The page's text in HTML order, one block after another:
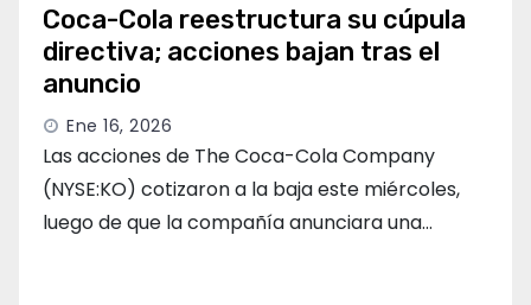
Coca-Cola reestructura su cúpula
directiva; acciones bajan tras el
anuncio
Ene 16, 2026
Las acciones de The Coca-Cola Company
(NYSE:KO) cotizaron a la baja este miércoles,
luego de que la compañía anunciara una…